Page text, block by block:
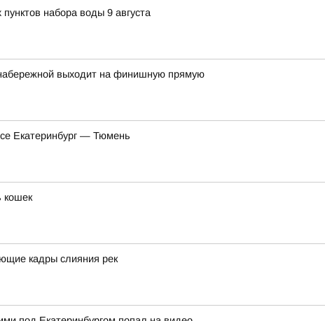
набора воды 9 августа
набережной выходит на финишную прямую
Екатеринбург — Тюмень
кошек
кадры слияния рек